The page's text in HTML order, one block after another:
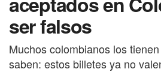
ser falsos
Muchos colombianos los
saben: estos billetes ya no